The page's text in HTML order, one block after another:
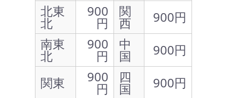
北東
北
900
円
関
西
900円
南東
北
900
円
中
国
900円
関東
900
円
四
国
900円